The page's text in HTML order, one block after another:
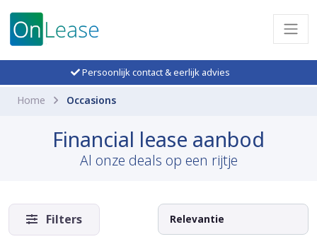
Persoonlijk contact & eerlijk advies
Home Occasions
Financial lease aanbod
Al onze deals op een rijtje
Filters